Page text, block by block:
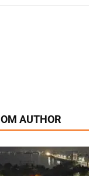
AUTHOR